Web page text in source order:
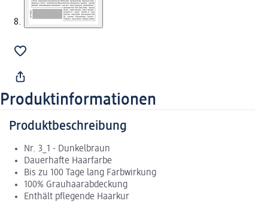
Produktinformationen
Produktbeschreibung
Nr. 3_1 - Dunkelbraun
Dauerhafte Haarfarbe
Bis zu 100 Tage lang Farbwirkung
100% Grauhaarabdeckung
Enthält pflegende Haarkur